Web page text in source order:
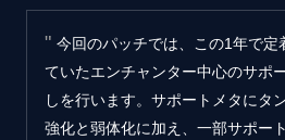
今回のパッチでは、この1年で定
ていたエンチャンター中心のサポ
しを行います。サポートメタにタ
強化と弱体化に加え、一部サポー